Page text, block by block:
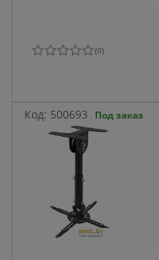
(0)
Код: 500693 Под заказ